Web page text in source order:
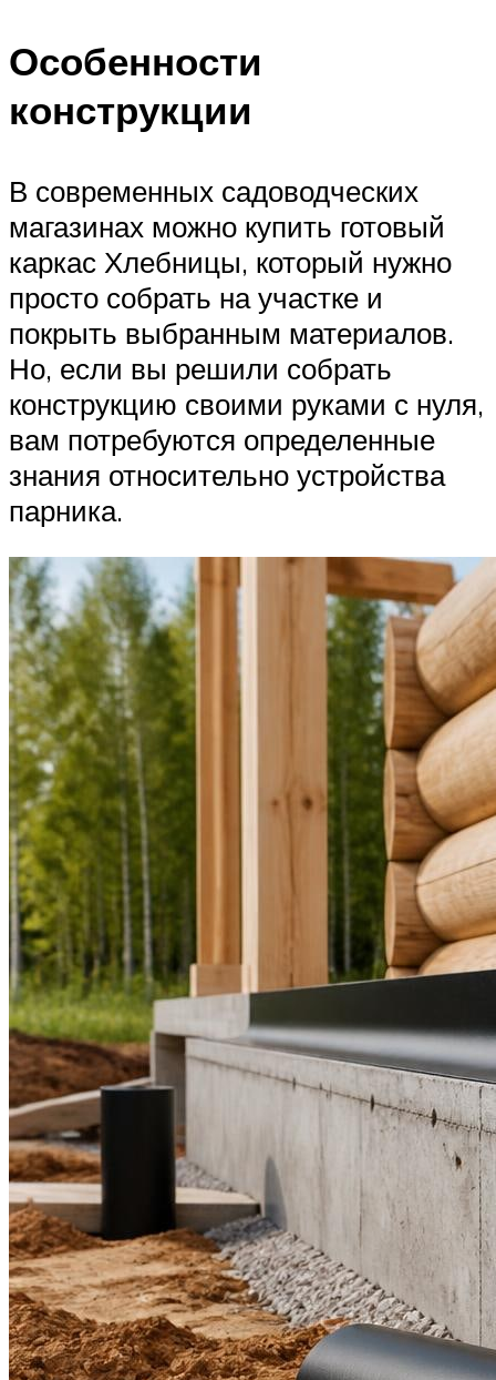
Особенности
конструкции
В современных садоводческих
магазинах можно купить готовый
каркас Хлебницы, который нужно
просто собрать на участке и
покрыть выбранным материалов.
Но, если вы решили собрать
конструкцию своими руками с нуля,
вам потребуются определенные
знания относительно устройства
парника.